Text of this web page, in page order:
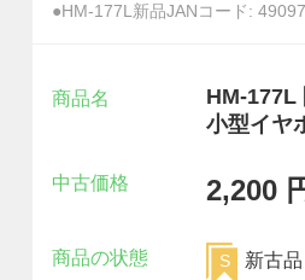
●HM-177L新品JANコード:
商品名
HM-177L
小型イヤ
中古価格 2,200
商品の状態 S 新古品